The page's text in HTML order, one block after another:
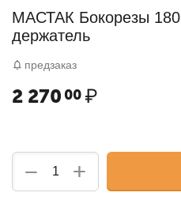
МАСТАК Бокорезы
держатель
предзаказ
2 270 00₽
+
−